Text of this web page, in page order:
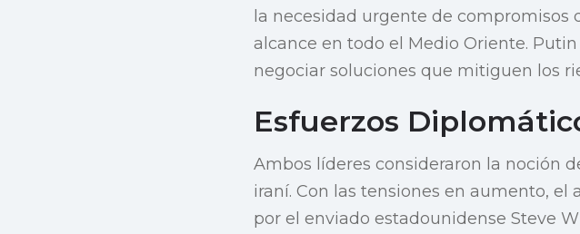
la necesidad urgente de compromisos
alcance en todo el Medio Oriente.
negociar soluciones que mitiguen los
Esfuerzos
Ambos líderes consideraron la noción
iraní. Con las tensiones en aumento,
por el enviado estadounidense Steve